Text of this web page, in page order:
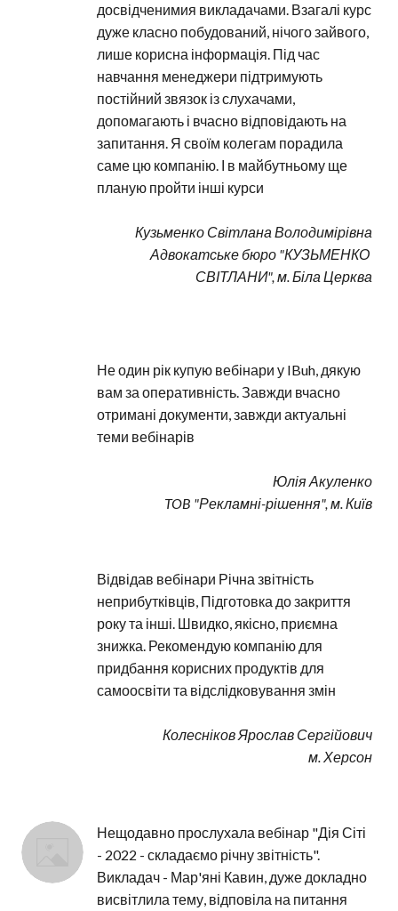
досвідченимия викладачами. Взагалі курс
дуже класно побудований, нічого зайвого,
лише корисна інформація. Під час
навчання менеджери підтримують
постійний звязок із слухачами,
допомагають і вчасно відповідають на
запитання. Я своїм колегам порадила
саме цю компанію. І в майбутньому ще
планую пройти інші курси
Кузьменко Світлана Володимірівна
Адвокатське бюро "КУЗЬМЕНКО
СВІТЛАНИ", м. Біла Церква
Не один рік купую вебінари у IBuh, дякую
вам за оперативність. Завжди вчасно
отримані документи, завжди актуальні
теми вебінарів
Юлія Акуленко
TOB "Рекламні-рішення", м. Київ
Відвідав вебінари Річна звітність
неприбутківців, Підготовка до закриття
року та інші. Швидко, якісно, приємна
знижка. Рекомендую компанію для
придбання корисних продуктів для
самоосвіти та відслідковування змін
Колесніков Ярослав Сергійович
м. Херсон
Нещодавно прослухала вебінар "Дія Сіті
- 2022 - складаємо річну звітність".
Викладач - Мар'яні Кавин, дуже докладно
висвітлила тему, відповіла на питання